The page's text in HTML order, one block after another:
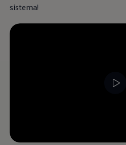
Teramont
sistema!​